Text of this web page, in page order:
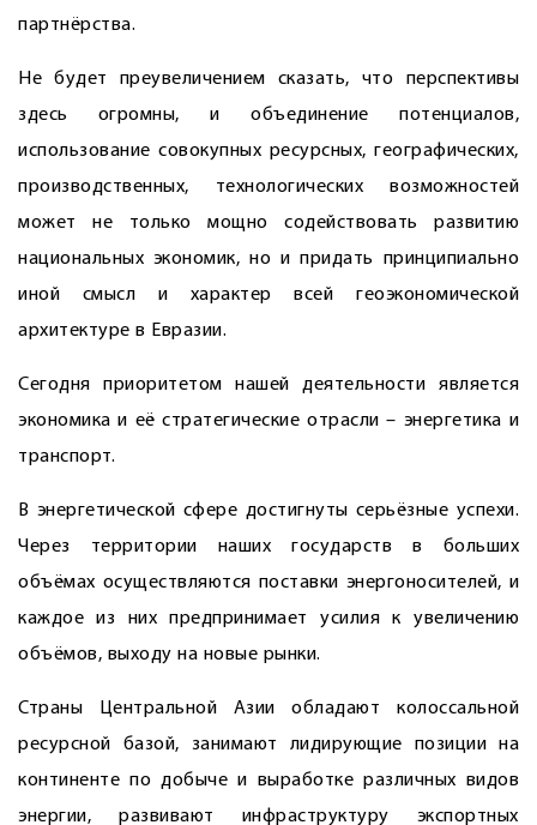
партнёрства.
Не будет преувеличением сказать, что перспективы
здесь огромны, и объединение потенциалов,
использование совокупных ресурсных, географических,
производственных, технологических возможностей
может не только мощно содействовать развитию
национальных экономик, но и придать принципиально
иной смысл и характер всей геоэкономической
архитектуре в Евразии.
Сегодня приоритетом нашей деятельности является
экономика и её стратегические отрасли – энергетика и
транспорт.
В энергетической сфере достигнуты серьёзные успехи.
Через территории наших государств в больших
объёмах осуществляются поставки энергоносителей, и
каждое из них предпринимает усилия к увеличению
объёмов, выходу на новые рынки.
Страны Центральной Азии обладают колоссальной
ресурсной базой, занимают лидирующие позиции на
континенте по добыче и выработке различных видов
энергии, развивают инфраструктуру экспортных